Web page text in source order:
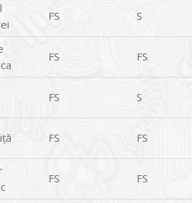
FS S
FS FS
FS S
FS FS
FS FS